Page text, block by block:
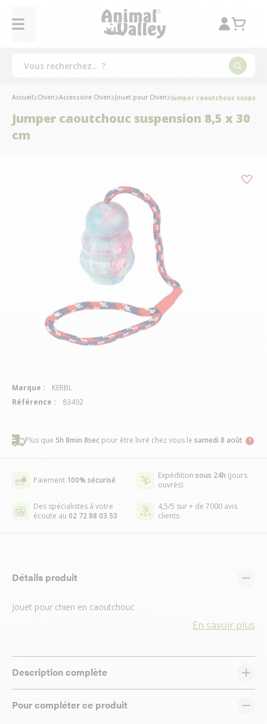
Plus que 5h 8min 7sec pour être livré chez vous le samedi 8 août
Paiement 100% sécurisé Expédition sous 24h (jours
ouvrés)
Des spécialistes à votre
écoute au 02 72 88 03 53
4,5/5 sur + de 7000 avis
clients
Détails produit
Jouet pour chien en caoutchouc
En savoir plus
Description complète
Pour compléter ce produit
Accueil Chien Accessoire Chien Jouet pour Chien Jumper caoutchouc
Jumper caoutchouc suspension 8,5 x 30
cm
Marque :
KERBL
Référence :
83492